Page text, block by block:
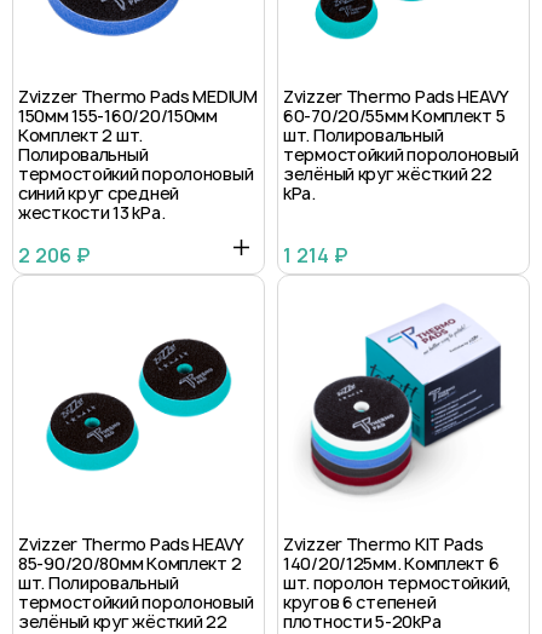
Zvizzer Thermo Pads MEDIUM
150мм 155-160/20/150мм
Комплект 2 шт.
Полировальный
термостойкий поролоновый
синий круг средней
жесткости 13 kPa.
2 206 ₽
Zvizzer Thermo Pads HEAVY
60-70/20/55мм Комплект 5
шт. Полировальный
термостойкий поролоновый
зелёный круг жёсткий 22
kPa.
1 214 ₽
Zvizzer Thermo Pads HEAVY
85-90/20/80мм Комплект 2
шт. Полировальный
термостойкий поролоновый
зелёный круг жёсткий 22
Zvizzer Thermo KIT Pads
140/20/125мм. Комплект 6
шт. поролон термостойкий,
кругов 6 степеней
плотности 5-20kPa